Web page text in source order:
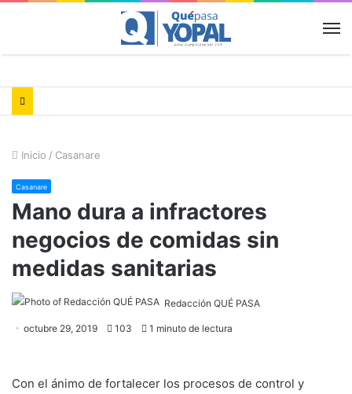
Inicio / Casanare
Casanare
Mano dura a infractores
negocios de comidas sin
medidas sanitarias
Redacción QUÉ PASA
octubre 29, 2019 103 1 minuto de lectura
Con el ánimo de fortalecer los procesos de control y